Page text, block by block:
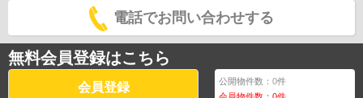
電話でお問い合わせする
無料会員登録はこちら
会員登録 公開物件数：0件